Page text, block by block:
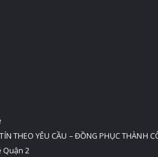
THEO YÊU CẦU – ĐỒNG PHỤC THÀNH
Quận 2